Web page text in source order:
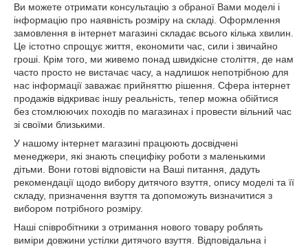
Ви можете отримати консультацію з обраної Вами моделі і
інформацію про наявність розміру на складі. Оформлення
замовлення в інтернет магазині складає всього кілька хвилин.
Це істотно спрощує життя, економити час, сили і звичайно
гроші. Крім того, ми живемо понад швидкісне століття, де нам
часто просто не вистачає часу, а надлишок непотрібною для
нас інформації заважає прийняттю рішення. Сфера інтернет
продажів відкриває іншу реальність, тепер можна обійтися
без стомлюючих походів по магазинах і провести вільний час
зі своїми близькими.
У нашому інтернет магазині працюють досвідчені
менеджери, які знають специфіку роботи з маленькими
дітьми. Вони готові відповісти на Ваші питання, дадуть
рекомендації щодо вибору дитячого взуття, опису моделі та її
складу, призначення взуття та допоможуть визначитися з
вибором потрібного розміру.
Наші співробітники з отримання нового товару роблять
виміри довжини устілки дитячого взуття. Відповідальна і